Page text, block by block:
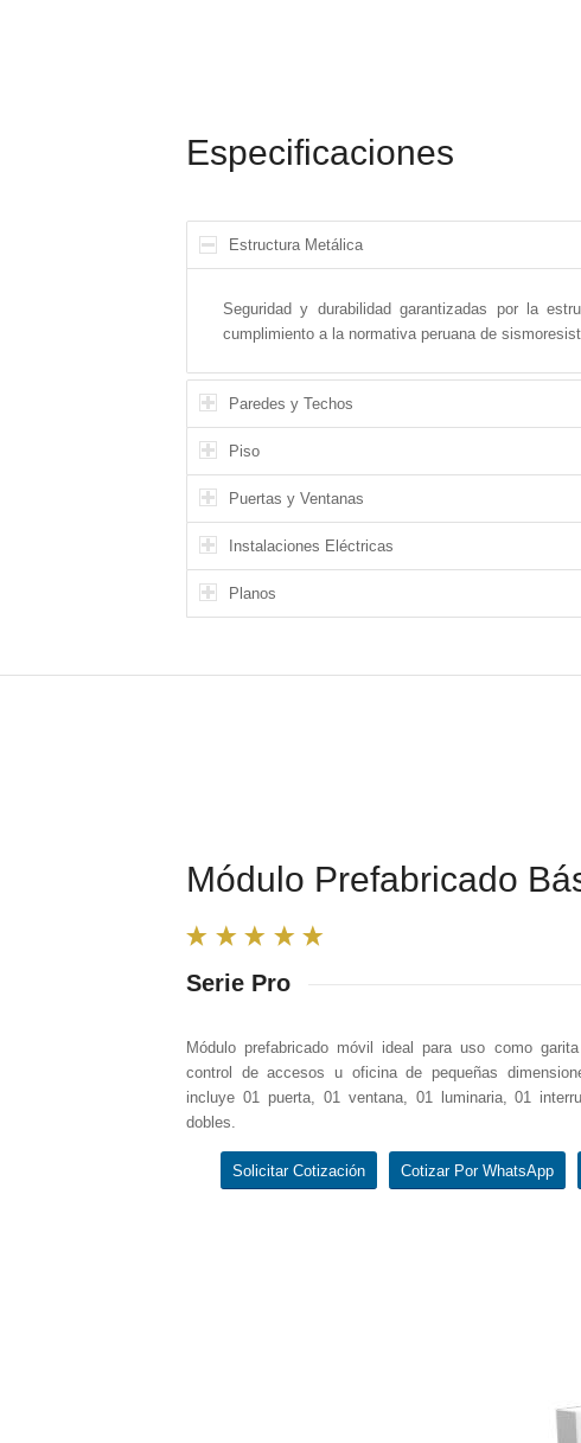
Especificaciones
Estructura Metálica
Seguridad y durabilidad garantizadas por la
cumplimiento a la normativa peruana de
Paredes y Techos
Piso
Puertas y Ventanas
Instalaciones Eléctricas
Planos
Módulo Prefabricado
Serie Pro
Módulo prefabricado móvil ideal para uso como
control de accesos u oficina de pequeñas
incluye 01 puerta, 01 ventana, 01 luminaria, 01
dobles.
Solicitar Cotización Cotizar Por WhatsApp